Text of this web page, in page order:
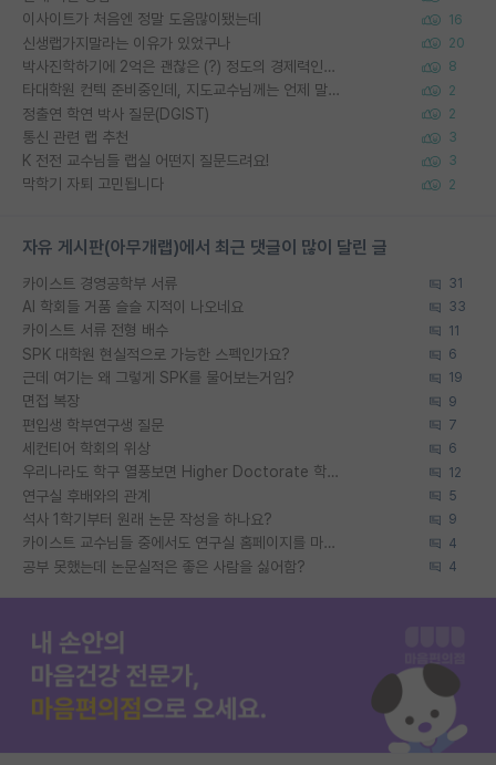
이사이트가 처음엔 정말 도움많이됐는데 16
신생랩가지말라는 이유가 있었구나 20
박사진학하기에 2억은 괜찮은 (?) 정도의 경제력인가요 8
타대학원 컨텍 준비중인데, 지도교수님께는 언제 말씀드려야 할까요? 2
정출연 학연 박사 질문(DGIST) 2
통신 관련 랩 추천 3
K 전전 교수님들 랩실 어떤지 질문드려요! 3
막학기 자퇴 고민됩니다 2
자유 게시판(아무개랩)에서 최근 댓글이 많이 달린 글
카이스트 경영공학부 서류 31
AI 학회들 거품 슬슬 지적이 나오네요 33
카이스트 서류 전형 배수 11
SPK 대학원 현실적으로 가능한 스펙인가요? 6
근데 여기는 왜 그렇게 SPK를 물어보는거임? 19
면접 복장 9
편입생 학부연구생 질문 7
세컨티어 학회의 위상 6
우리나라도 학구 열풍보면 Higher Doctorate 학위가 필요하다고 봅니다. 12
연구실 후배와의 관계 5
석사 1학기부터 원래 논문 작성을 하나요? 9
카이스트 교수님들 중에서도 연구실 홈페이지를 마련 안 하신 분들이 계시던데 4
공부 못했는데 논문실적은 좋은 사람을 싫어함? 4